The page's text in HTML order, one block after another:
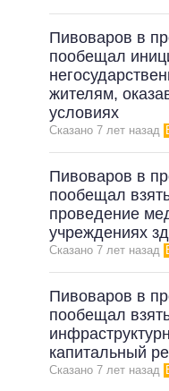
Пивоваров в
пообещал
жителям,
условиях
Сказано 7 лет назад
Пивоваров в
пообещал
проведение
учреждениях
Сказано 7 лет назад
Пивоваров в
пообещал
капитальный
Сказано 7 лет назад